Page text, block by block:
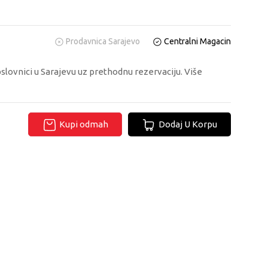
Prodavnica Sarajevo Centralni Magacin
u Sarajevu uz prethodnu rezervaciju. Više
Dodaj U Korpu
Kupi odmah